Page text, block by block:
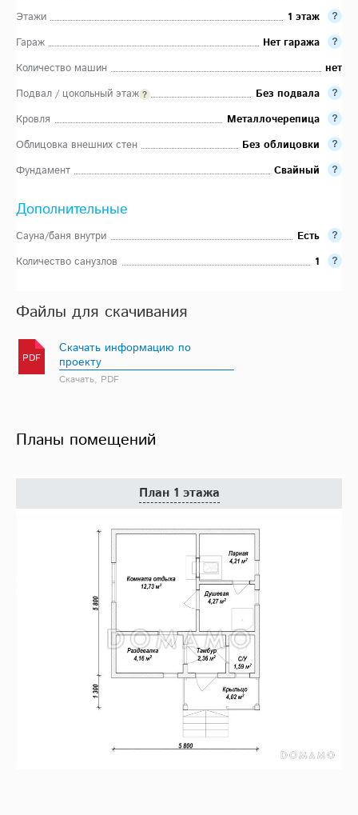
Этажи
1 этаж
Гараж
Нет гаража
Количество машин
нет
Подвал / цокольный этаж
Без подвала
Кровля
Металлочерепица
Облицовка внешних стен
Без облицовки
Фундамент
Свайный
Дополнительные
Сауна/баня внутри
Есть
Количество санузлов
1
Файлы для скачивания
PDF
Скачать информацию по
проекту
Скачать, PDF
Планы помещений
План 1 этажа